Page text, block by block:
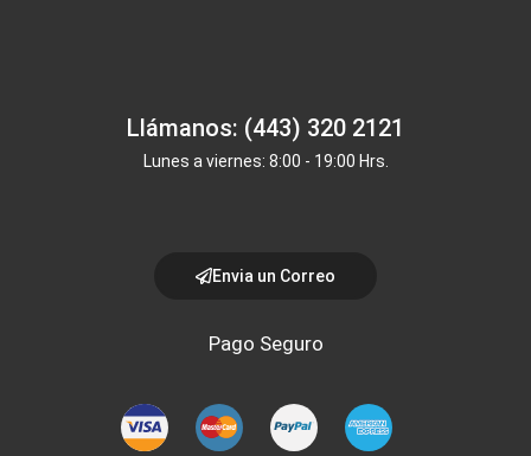
Llámanos: (443) 320 2121
Lunes a viernes: 8:00 - 19:00 Hrs.
Envia un Correo
Pago Seguro